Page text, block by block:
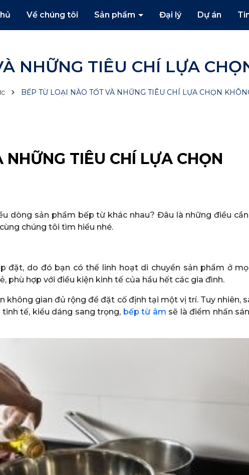
Về chúng tôi Sản phẩm Đại lý Dự án
NHỮNG TIÊU CHÍ LỰA
BẾP TỪ LOẠI NÀO TỐT VÀ NHỮNG TIÊU CHÍ LỰA CHỌN
TIÊU CHÍ LỰA CHỌN
dòng sản phẩm bếp từ khác nhau? Đâu là những điều cần
chúng tôi tìm hiểu nhé.
đặt, do đó bạn có thể linh hoạt di chuyển sản phẩm ở
phù hợp với điều kiện kinh tế của hầu hết các gia đình.
gian đủ rộng để đặt cố định tại một vị trí. Tuy nhiên,
tế, kiểu dáng sang trọng, bếp từ âm sẽ là điểm nhấn